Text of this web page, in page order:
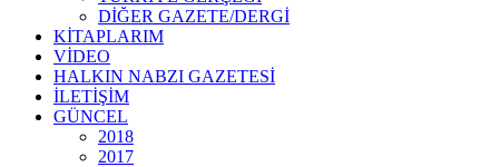
DİĞER GAZETE/DERGİ
KİTAPLARIM
VİDEO
HALKIN NABZI GAZETESİ
İLETİŞİM
GÜNCEL
2018
2017